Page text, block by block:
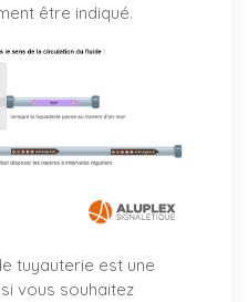
être indiqué.
tuyauterie est une
vous souhaitez